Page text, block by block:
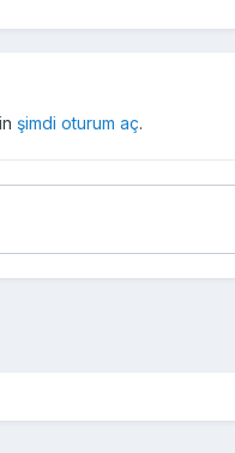
şimdi oturum aç.